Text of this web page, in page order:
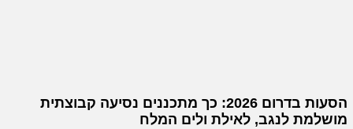
הסעות בדרום 2026: כך מתכננים נסיעה קבוצתית
מושלמת לנגב, לאילת ולים המלח